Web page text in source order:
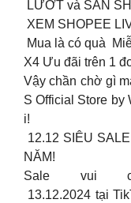
LƯỚT và SĂN
XEM SHOPEE
Mua là có quà
X4 Ưu đãi trên 1
Vậy chần chờ gì
S Official Store by
i!
12.12 SIÊU
NĂM!
Sale vui
13.12.2024 tại